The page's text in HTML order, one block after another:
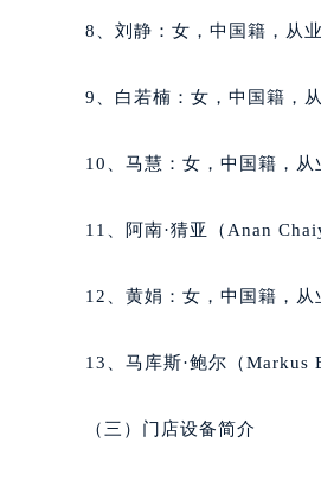
辽宁省锦
辽宁省盘锦
辽宁省营
辽宁省沈阳
北京市东
内蒙古自治
内蒙古自治
8、刘静：女，中国籍，从
9、白若楠：女，中国籍，
10、马慧：女，中国籍，
11、阿南·猜亚（Anan
12、黄娟：女，中国籍，
13、马库斯·鲍尔（Markus
（三）门店设备简介